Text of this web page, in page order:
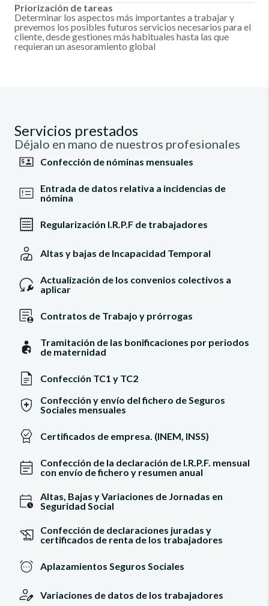
Priorización de tareas
Determinar los aspectos más importantes a trabajar y
prevemos los posibles futuros servicios necesarios para el
cliente, desde gestiones más habituales hasta las que
requieran un asesoramiento global
Servicios prestados
Déjalo en mano de nuestros profesionales
Confección de nóminas mensuales
Entrada de datos relativa a incidencias de
nómina
Regularización I.R.P.F de trabajadores
Altas y bajas de Incapacidad Temporal
Actualización de los convenios colectivos a
aplicar
Contratos de Trabajo y prórrogas
Tramitación de las bonificaciones por periodos
de maternidad
Confección TC1 y TC2
Confección y envío del fichero de Seguros
Sociales mensuales
Certificados de empresa. (INEM, INSS)
Confección de la declaración de I.R.P.F. mensual
con envío de fichero y resumen anual
Altas, Bajas y Variaciones de Jornadas en
Seguridad Social
Confección de declaraciones juradas y
certificados de renta de los trabajadores
Aplazamientos Seguros Sociales
Variaciones de datos de los trabajadores